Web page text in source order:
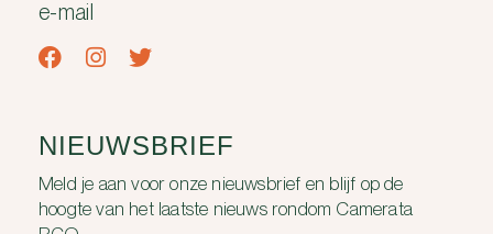
e-mail
NIEUWSBRIEF
Meld je aan voor onze nieuwsbrief en blijf op de
hoogte van het laatste nieuws rondom Camerata